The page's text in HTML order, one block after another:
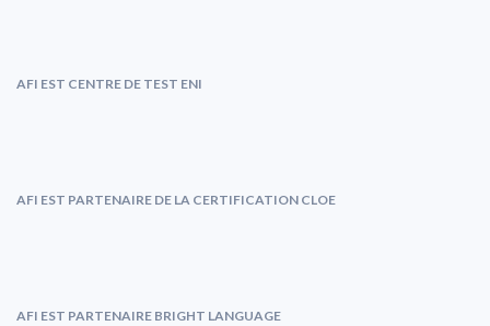
AFI EST CENTRE DE TEST ENI
AFI EST PARTENAIRE DE LA CERTIFICATION CLOE
AFI EST PARTENAIRE BRIGHT LANGUAGE